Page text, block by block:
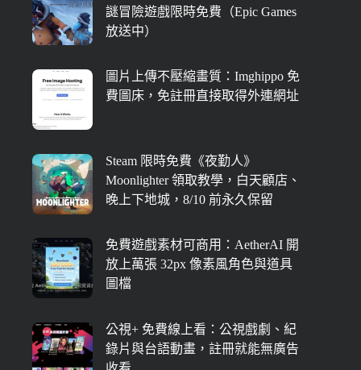
謎冒險遊戲限時免費（Epic Games
放送中）
圖片上傳不壓縮畫質：Imghippo 免
費圖床，免註冊直接取得外連網址
Steam 限時免費《夜勤人》
Moonlighter 領取教學，白天顧店、
晚上下地城，8/10 前永久保留
免費遊戲素材可商用：AetherAI 開
放上萬張 32px 像素風角色與道具
圖檔
公視+ 免費線上看：公視戲劇、紀
錄片與台語動畫，註冊就能無廣告